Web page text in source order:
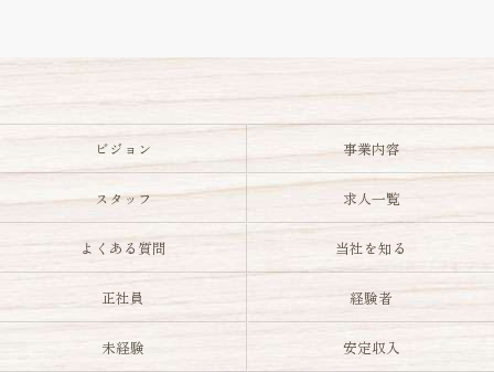
ビジョン 事業内容
スタッフ 求人一覧
よくある質問 当社を知る
正社員 経験者
未経験 安定収入